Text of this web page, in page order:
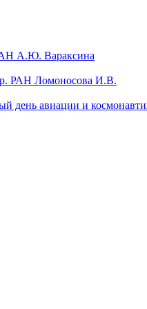
А.Ю. Вараксина
РАН Ломоносова И.В.
день авиации и